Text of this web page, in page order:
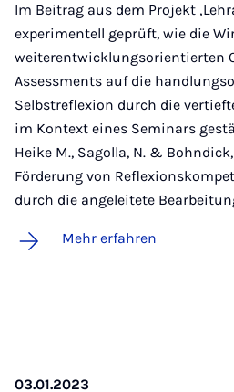
Im Beitrag aus dem Projekt
experimentell geprüft, wie die
weiterentwicklungsorientierten
Assessments auf die
Selbstreflexion durch die
im Kontext eines Seminars
Heike M., Sagolla, N. &
Förderung von
durch die angeleitete
Mehr erfahren
03.01.2023